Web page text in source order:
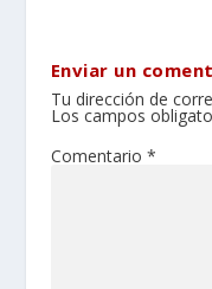
Enviar un
Tu dirección de
Los campos
Comentario *